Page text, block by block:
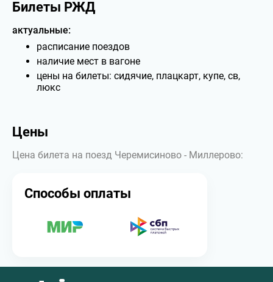
Билеты РЖД
актуальные:
расписание поездов
наличие мест в вагоне
цены на билеты: сидячие, плацкарт, купе, св,
люкс
Цены
Цена билета на поезд Черемисиново - Миллерово:
Способы оплаты